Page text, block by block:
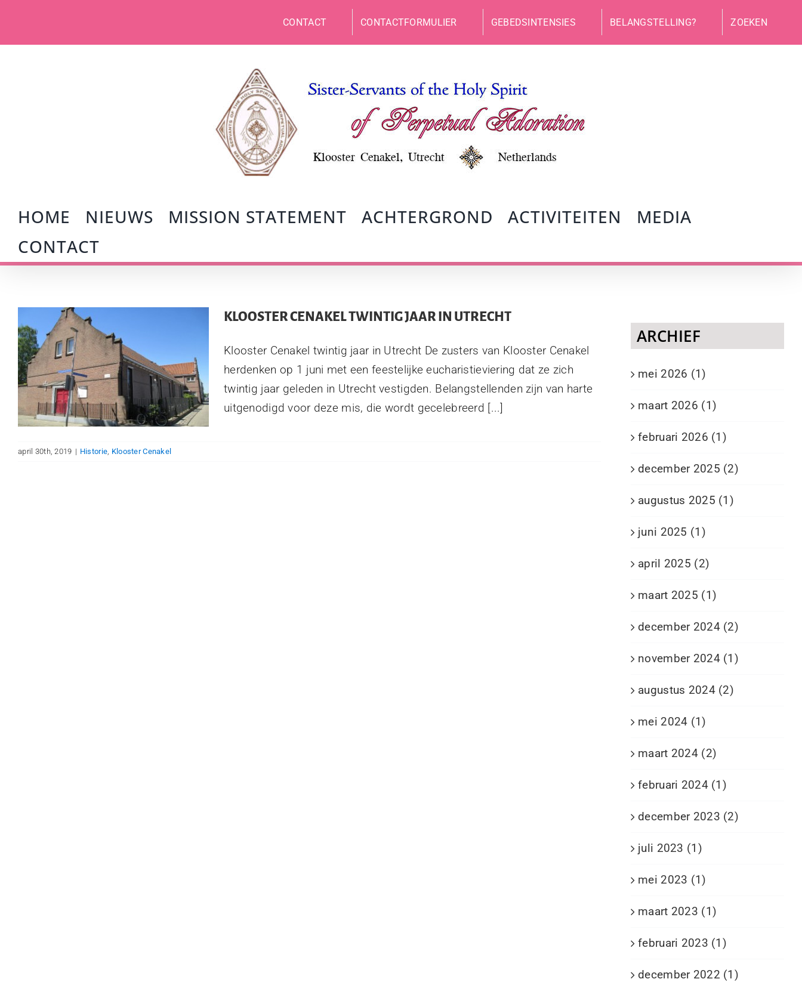
inhoud
CONTACT CONTACTFORMULIER GEBEDSINTENSIES BELANGSTELLING? ZOEKEN
HOME NIEUWS MISSION STATEMENT ACHTERGROND ACTIVITEITEN
MEDIA
CONTACT
KLOOSTER CENAKEL TWINTIG JAAR IN UTRECHT
Klooster Cenakel twintig jaar in Utrecht De zusters van Klooster Cenakel
herdenken op 1 juni met een feestelijke eucharistieviering dat ze zich
twintig jaar geleden in Utrecht vestigden. Belangstellenden zijn van harte
uitgenodigd voor deze mis, die wordt gecelebreerd [...]
april 30th, 2019 | Historie, Klooster Cenakel
ARCHIEF
mei 2026 (1)
maart 2026 (1)
februari 2026 (1)
december 2025 (2)
augustus 2025 (1)
juni 2025 (1)
april 2025 (2)
maart 2025 (1)
december 2024 (2)
november 2024 (1)
augustus 2024 (2)
mei 2024 (1)
maart 2024 (2)
februari 2024 (1)
december 2023 (2)
juli 2023 (1)
mei 2023 (1)
maart 2023 (1)
februari 2023 (1)
december 2022 (1)